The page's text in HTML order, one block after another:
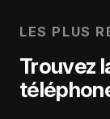
LES PLUS
Trouvez